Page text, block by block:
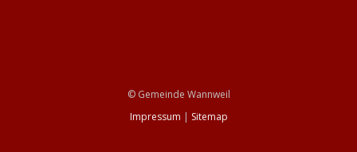
© Gemeinde Wannweil
Impressum | Sitemap